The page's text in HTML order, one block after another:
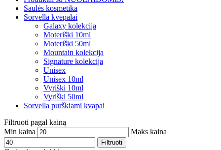
Saulės kosmetika
Sorvella kvepalai
Galaxy kolekcija
Moteriški 10ml
Moteriški 50ml
Mountain kolekcija
Signature kolekcija
Unisex
Unisex 10ml
Vyriški 10ml
Vyriški 50ml
Sorvella purškiami kvapai
Filtruoti pagal kainą
Min kaina
Maks kaina
Filtruoti